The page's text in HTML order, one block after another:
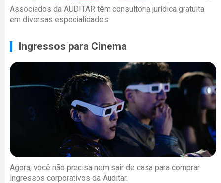
Associados da AUDITAR têm consultoria jurídica gratuita
em diversas especialidades.
Ingressos para Cinema
Agora, você não precisa nem sair de casa para comprar
ingressos corporativos da Auditar.